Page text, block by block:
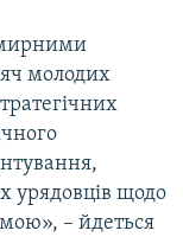
мирними
молодих
урядовців щодо
– йдеться